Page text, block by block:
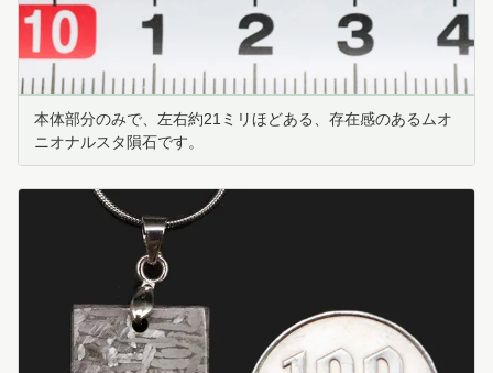
本体部分のみで、左右約21ミリほどある、存在感のあるムオ
ニオナルスタ隕石です。